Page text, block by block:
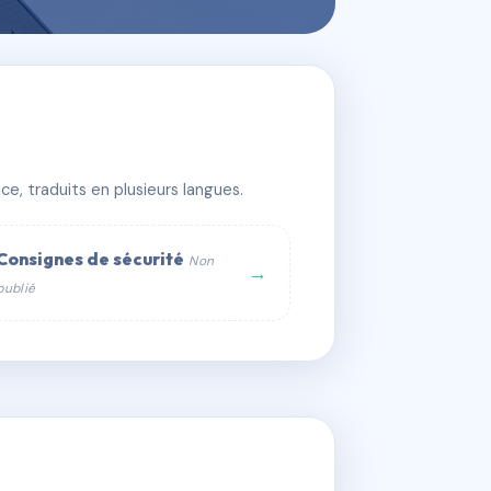
traduits en plusieurs langues.
de sécurité Non
→